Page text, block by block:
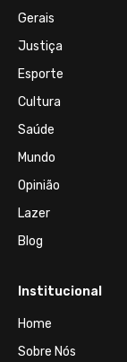
Gerais
Justiça
Esporte
Cultura
Saúde
Mundo
Opinião
Lazer
Blog
Institucional
Home
Sobre Nós